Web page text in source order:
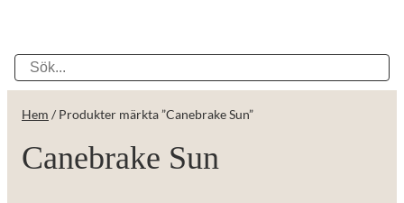
Hem / Produkter märkta ”Canebrake Sun”
Canebrake Sun